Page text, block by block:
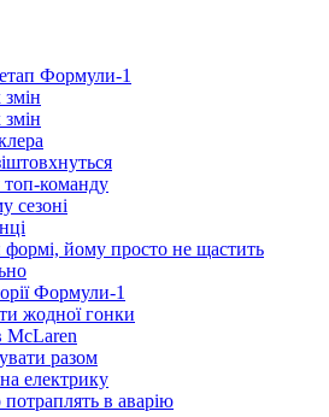
Формули-1
топ-команду
сезоні
формі, йому просто не щастить
Формули-1
жодної гонки
McLaren
разом
електрику
в аварію